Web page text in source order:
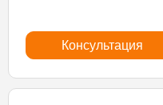
Консультация